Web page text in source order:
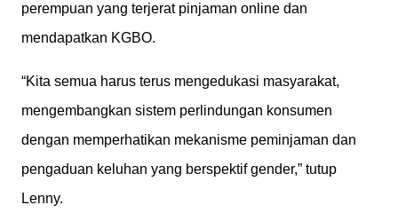
perempuan yang terjerat pinjaman online dan
mendapatkan KGBO.
“Kita semua harus terus mengedukasi masyarakat,
mengembangkan sistem perlindungan konsumen
dengan memperhatikan mekanisme peminjaman dan
pengaduan keluhan yang berspektif gender,” tutup
Lenny.